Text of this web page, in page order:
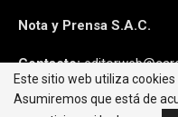
Nota y Prensa S.A.C.
Contacto:
Síguenos:
Este sitio web utiliza
Asumiremos que está de